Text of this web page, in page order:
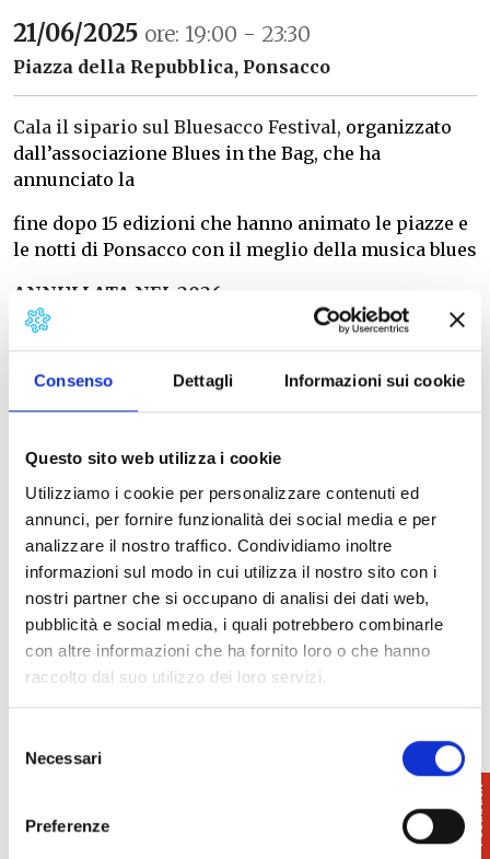
Consenso Dettagli Informazioni sui cookie
Questo sito web utilizza i cookie
Utilizziamo i cookie per personalizzare contenuti ed
annunci, per fornire funzionalità dei social media e per
analizzare il nostro traffico. Condividiamo inoltre
informazioni sul modo in cui utilizza il nostro sito con i
nostri partner che si occupano di analisi dei dati web,
pubblicità e social media, i quali potrebbero combinarle
con altre informazioni che ha fornito loro o che hanno
raccolto dal suo utilizzo dei loro servizi.
delNecessari
Preferenze
21/06/2025 ore: 19:00 - 23:30
Piazza della Repubblica, Ponsacco
Cala il sipario sul Bluesacco Festival, organizzato
dall’associazione Blues in the Bag, che ha
annunciato la
fine dopo 15 edizioni che hanno animato le piazze e
le notti di Ponsacco con il meglio della musica blues
ANNULLATA NEL 2026
Info: Blue Sacco Festival
E-mail| Sito web|Facebook